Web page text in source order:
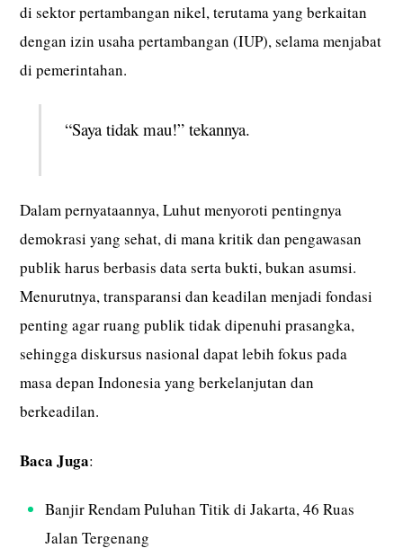
di sektor pertambangan nikel, terutama yang berkaitan
dengan izin usaha pertambangan (IUP), selama menjabat
di pemerintahan.
“Saya tidak mau!” tekannya.
Dalam pernyataannya, Luhut menyoroti pentingnya
demokrasi yang sehat, di mana kritik dan pengawasan
publik harus berbasis data serta bukti, bukan asumsi.
Menurutnya, transparansi dan keadilan menjadi fondasi
penting agar ruang publik tidak dipenuhi prasangka,
sehingga diskursus nasional dapat lebih fokus pada
masa depan Indonesia yang berkelanjutan dan
berkeadilan.
Baca Juga:
Banjir Rendam Puluhan Titik di Jakarta, 46 Ruas
Jalan Tergenang